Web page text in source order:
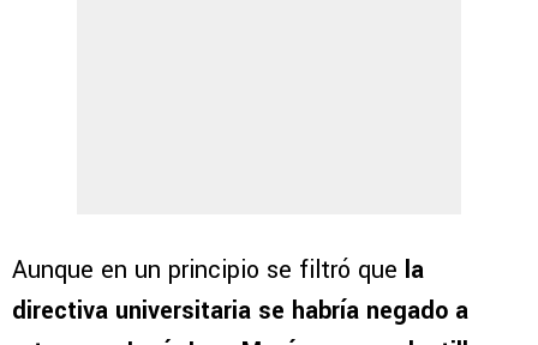
Aunque en un principio se filtró que la
directiva universitaria se habría negado a